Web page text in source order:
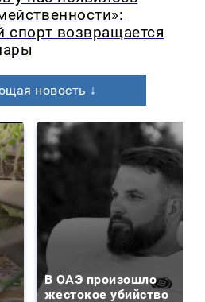
спорт возвращается
новость ↓
В ОАЭ произошло
жестокое убийство